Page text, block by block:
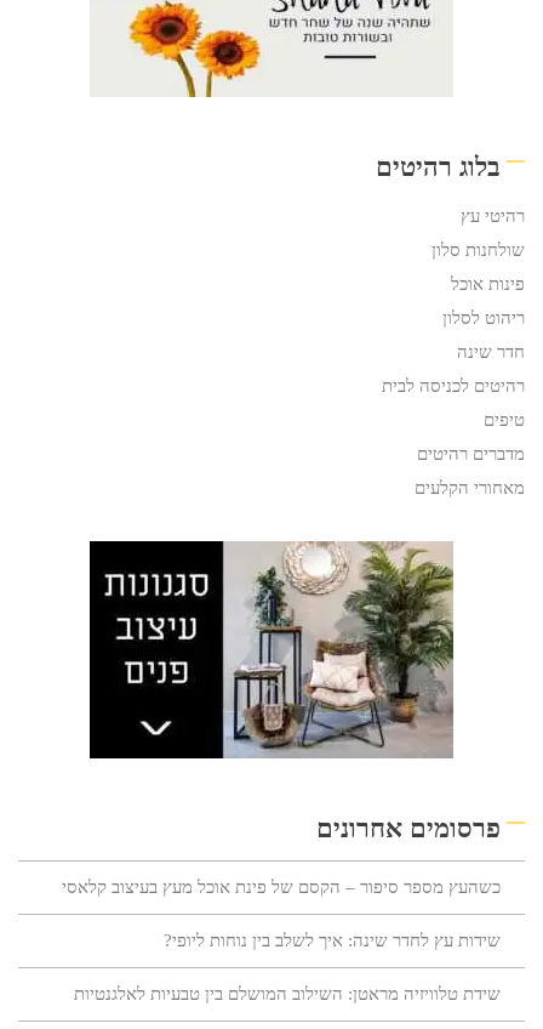
בלוג רהיטים
רהיטי עץ
שולחנות סלון
פינות אוכל
ריהוט לסלון
חדר שינה
רהיטים לכניסה לבית
טיפים
מדברים רהיטים
מאחורי הקלעים
פרסומים אחרונים
כשהעץ מספר סיפור – הקסם של פינת אוכל מעץ בעיצוב קלאסי
שידות עץ לחדר שינה: איך לשלב בין נוחות ליופי?
שידת טלוויזיה מראטן: השילוב המושלם בין טבעיות לאלגנטיות